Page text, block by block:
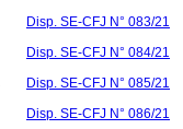
Disp. SE-CFJ N° 083/21
Disp. SE-CFJ N° 084/21
Disp. SE-CFJ N° 085/21
Disp. SE-CFJ N° 086/21